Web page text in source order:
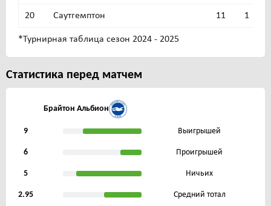
20 Саутгемптон 11 1
*Турнирная таблица сезон 2024 - 2025
Статистика перед матчем
Брайтон Альбион
9 Выигрышей
6 Проигрышей
5 Ничьих
2.95 Средний тотал